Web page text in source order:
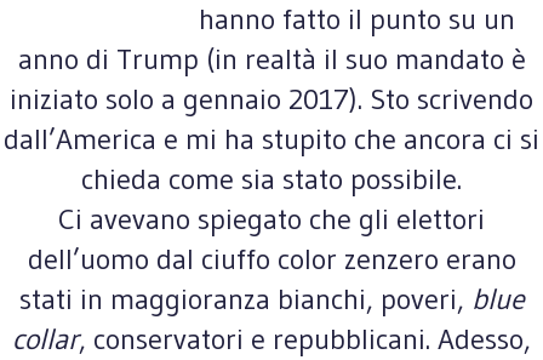
hanno fatto il punto su un
anno di Trump (in realtà il suo mandato è
iniziato solo a gennaio 2017). Sto scrivendo
dall’America e mi ha stupito che ancora ci si
chieda come sia stato possibile.
Ci avevano spiegato che gli elettori
dell’uomo dal ciuffo color zenzero erano
stati in maggioranza bianchi, poveri, blue
collar, conservatori e repubblicani. Adesso,